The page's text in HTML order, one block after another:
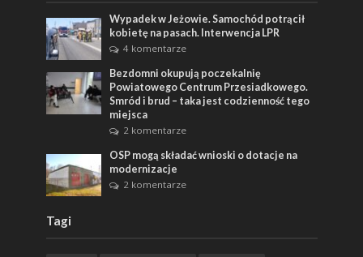
Wypadek w Jeżowie. Samochód potrącił
kobietę na pasach. Interwencja LPR
4 komentarze
Bezdomni okupują poczekalnię
Powiatowego Centrum Przesiadkowego.
Smród i brud – taka jest codzienność tego
miejsca
2 komentarze
OSP mogą składać wnioski o dotacje na
modernizacje
2 komentarze
Tagi